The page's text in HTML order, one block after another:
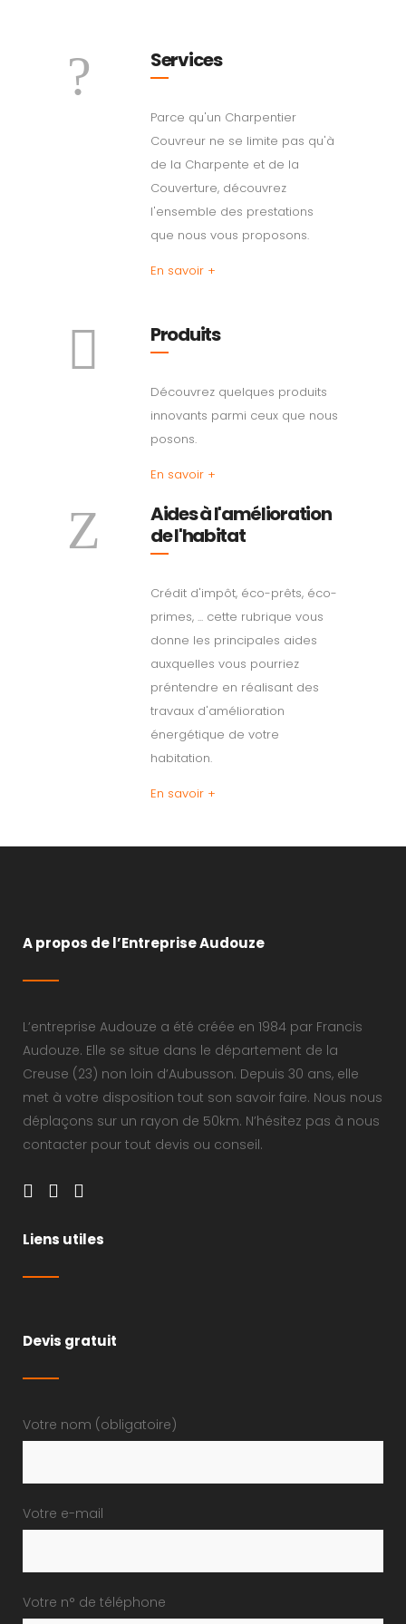
Services
Parce qu'un Charpentier
Couvreur ne se limite pas qu'à
de la Charpente et de la
Couverture, découvrez
l'ensemble des prestations
que nous vous proposons.
En savoir +
Produits
Découvrez quelques produits
innovants parmi ceux que nous
posons.
En savoir +
Aides à l'amélioration
de l'habitat
Crédit d'impôt, éco-prêts, éco-
primes, ... cette rubrique vous
donne les principales aides
auxquelles vous pourriez
préntendre en réalisant des
travaux d'amélioration
énergétique de votre
habitation.
En savoir +
A propos de l’Entreprise Audouze
L’entreprise Audouze a été créée en 1984 par Francis
Audouze. Elle se situe dans le département de la
Creuse (23) non loin d’Aubusson. Depuis 30 ans, elle
met à votre disposition tout son savoir faire. Nous nous
déplaçons sur un rayon de 50km. N’hésitez pas à nous
contacter pour tout devis ou conseil.
Liens utiles
Devis gratuit
Votre nom (obligatoire)
Votre e-mail
Votre n° de téléphone